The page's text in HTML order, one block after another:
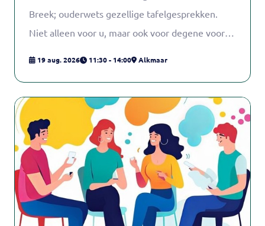
Breek; ouderwets gezellige tafelgesprekken.
Niet alleen voor u, maar ook voor degene voor
19 aug. 2026 11:30 - 14:00 Alkmaar